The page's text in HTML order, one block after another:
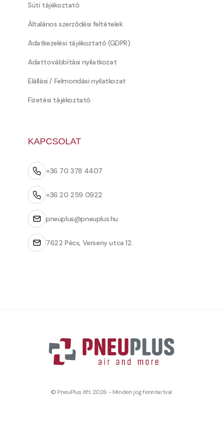
Süti tájékoztató
Általános szerződési feltételek
Adatkezelési tájékoztató (GDPR)
Adattovábbítási nyilatkozat
Elállási / Felmondási nyilatkozat
Fizetési tájékoztató
KAPCSOLAT
+36 70 378 4407
+36 20 259 0922
pneuplus@pneuplus.hu
7622 Pécs, Verseny utca 12.
© PneuPlus Kft. 2026 - Minden jog fenntartva!